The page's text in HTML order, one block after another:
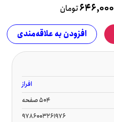
646,000تومان
افزودن به علاقه‌مندی
افراز
504 صفحه
9786003261976